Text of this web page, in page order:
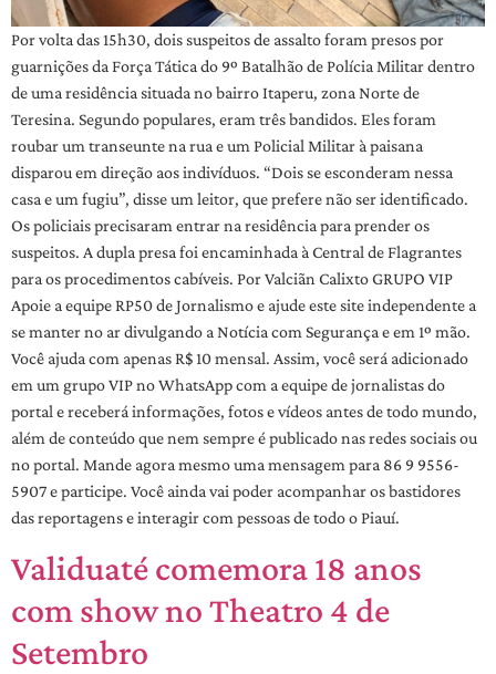
Por volta das 15h30, dois suspeitos de assalto foram presos por
guarnições da Força Tática do 9º Batalhão de Polícia Militar dentro
de uma residência situada no bairro Itaperu, zona Norte de
Teresina. Segundo populares, eram três bandidos. Eles foram
roubar um transeunte na rua e um Policial Militar à paisana
disparou em direção aos indivíduos. “Dois se esconderam nessa
casa e um fugiu”, disse um leitor, que prefere não ser identificado.
Os policiais precisaram entrar na residência para prender os
suspeitos. A dupla presa foi encaminhada à Central de Flagrantes
para os procedimentos cabíveis. Por Valciãn Calixto GRUPO VIP
Apoie a equipe RP50 de Jornalismo e ajude este site independente a
se manter no ar divulgando a Notícia com Segurança e em 1º mão.
Você ajuda com apenas R$ 10 mensal. Assim, você será adicionado
em um grupo VIP no WhatsApp com a equipe de jornalistas do
portal e receberá informações, fotos e vídeos antes de todo mundo,
além de conteúdo que nem sempre é publicado nas redes sociais ou
no portal. Mande agora mesmo uma mensagem para 86 9 9556-
5907 e participe. Você ainda vai poder acompanhar os bastidores
das reportagens e interagir com pessoas de todo o Piauí.
Validuaté comemora 18 anos
com show no Theatro 4 de
Setembro